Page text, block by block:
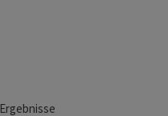
Ergebnisse